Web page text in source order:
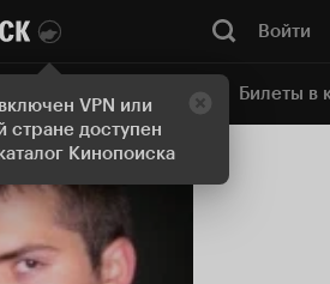
VPN или
стране доступен
Кинопоиска
Войти
Онлайн-кинотеатр Билеты в